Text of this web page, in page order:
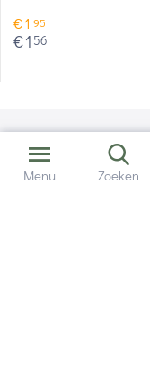
€195
€1 56
Menu Zoeken